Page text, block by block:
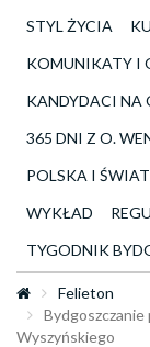
STYL ŻYCIA
KOMUNIKATY I
KANDYDACI NA
365 DNI Z O.
POLSKA I ŚWIAT
WYKŁAD
TYGODNIK
Felieton
Bydgoszczanie
Wyszyńskiego